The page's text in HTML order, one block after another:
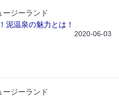
ージーランド
泥温泉の魅力とは！
2020-06-03
ージーランド